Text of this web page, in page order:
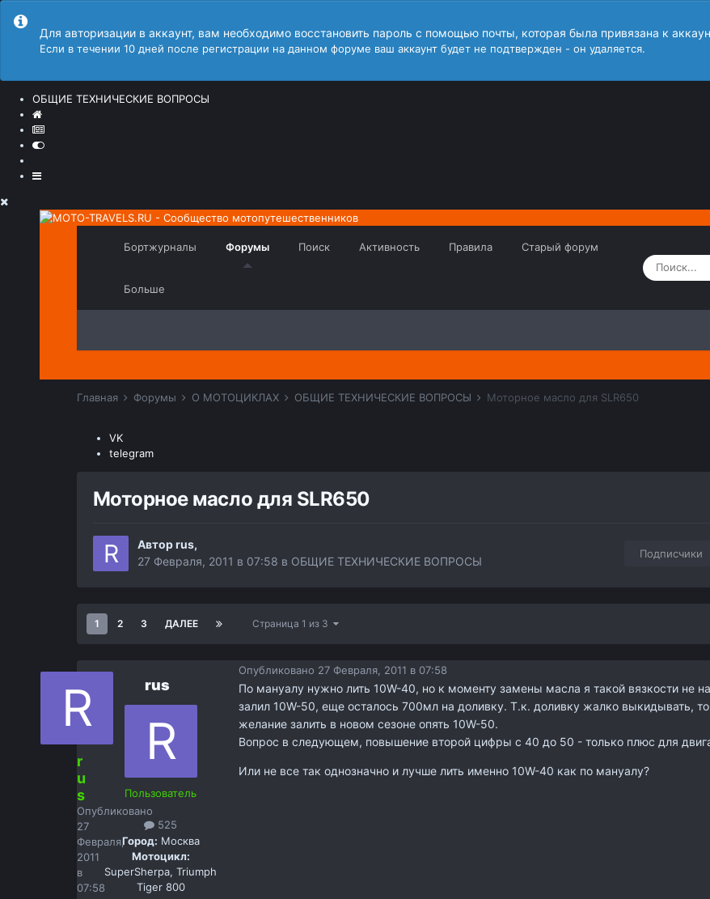
Для авторизации в аккаунт, вам необходимо восстановить пароль с помощью почты, которая была привязана к
Если в течении 10 дней после регистрации на данном форуме ваш аккаунт будет не подтвержден - он удаляется.
ОБЩИЕ ТЕХНИЧЕСКИЕ ВОПРОСЫ
Бортжурналы Форумы Поиск Активность Правила Старый форум
Больше
Главная Форумы О МОТОЦИКЛАХ ОБЩИЕ ТЕХНИЧЕСКИЕ ВОПРОСЫ Моторное масло для SLR650
VK
telegram
Моторное масло для SLR650
Авторrus,
27 Февраля, 2011 в 07:58 в ОБЩИЕ ТЕХНИЧЕСКИЕ ВОПРОСЫ
Подписчики
1 2 3 ДАЛЕЕ Страница 1 из 3
r
u
s
Опубликовано
27
Февраля,
2011
в
07:58
rus
Пользователь
525
Город: Москва
Мотоцикл:
SuperSherpa, Triumph
Tiger 800
Опубликовано 27 Февраля, 2011 в 07:58
По мануалу нужно лить 10W-40, но к моменту замены масла я такой вязкости не
залил 10W-50, еще осталось 700мл на доливку. Т.к. доливку жалко выкидывать, то
желание залить в новом сезоне опять 10W-50.
Вопрос в следующем, повышение второй цифры с 40 до 50 - только плюс для
Или не все так однозначно и лучше лить именно 10W-40 как по мануалу?